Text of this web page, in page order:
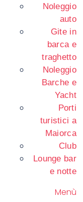
Noleggio
auto
Gite in
barca e
traghetto
Noleggio
Barche e
Yacht
Porti
turistici a
Maiorca
Club
Lounge bar
e notte
Menù